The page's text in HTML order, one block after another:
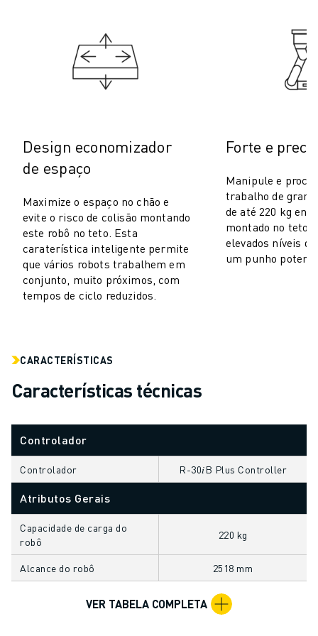
CUSTO TOTAL DE PROPRIEDADE DA ROBOSHOT
MÁQUINAS EDM DE CORTE A FIO
ROBOCUT MÁQUINAS EDM DE CORTE A FIO
SUSTENTABILIDADE ROBOCUT
SOLUÇÕES IIOT
SOLUÇÕES DE FÁBRICA INTELIGENTES PARA AUMENTAR A
REGISTO DE PRODUTOS » PORTAL FANUC
ESTUDOS DE CASO
INDÚSTRIAS
TODAS AS INDÚSTRIAS
VEÍCULOS ELÉCTRICOS
ALIMENTAÇÃO & BEBIDAS
PLÁSTICOS
ARMAZENAGEM, LOGÍSTICA, CORREIOS & ENCOMENDAS
TODAS AS APLICAÇÕES
MAQUINAÇÃO DE 5 EIXOS
SOLDADURA POR ARCO
MONTAGEM
RETIFICAÇÃO CNC
FRESAGEM CNC
PERFURAÇÃO E ROSCAGEM A ALTA VELOCIDADE
Design economizador
de espaço
Maximize o espaço no chão e
evite o risco de colisão montando
este robô no teto. Esta
caraterística inteligente permite
que vários robots trabalhem em
conjunto, muito próximos, com
tempos de ciclo reduzidos.
Forte e
Manipule e
trabalho de
de até 220 kg
montado no teto.
elevados níveis
um punho
CARACTERÍSTICAS
Características técnicas
Controlador
Controlador R-30𝑖B Plus Controller
Atributos Gerais
Capacidade de carga do
robô
220 kg
Alcance do robô 2518 mm
VER TABELA COMPLETA